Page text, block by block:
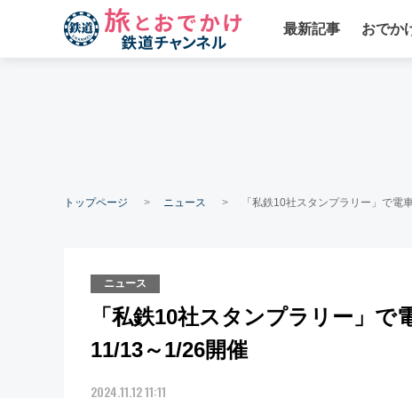
最新記事 おでか
トップページ ニュース 「私鉄10社スタンプラリー」で
ニュース
「私鉄10社スタンプラリー」
11/13～1/26開催
2024.11.12 11:11